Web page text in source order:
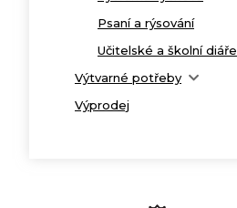
Psaní a rýsování
Učitelské a školní diáře
Výtvarné potřeby
Výprodej